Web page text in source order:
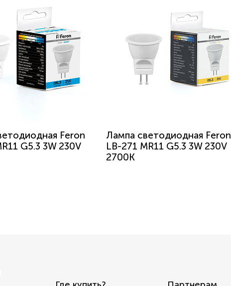
Feron
G5.3 3W 230V
Лампа светодиодная Feron
LB-271 MR11 G5.3 3W 230V
2700K